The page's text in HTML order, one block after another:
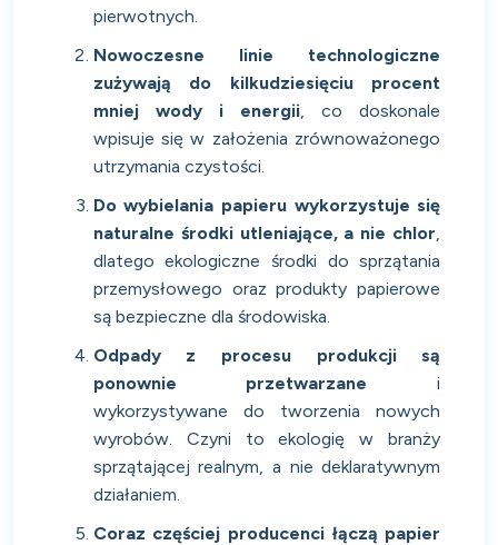
pierwotnych.
Nowoczesne linie technologiczne
zużywają do kilkudziesięciu procent
mniej wody i energii , co doskonale
wpisuje się w założenia zrównoważonego
utrzymania czystości.
Do wybielania papieru wykorzystuje się
naturalne środki utleniające, a nie chlor
dlatego ekologiczne środki do sprzątania
przemysłowego oraz produkty papierowe
są bezpieczne dla środowiska.
Odpady z procesu produkcji są
ponownie przetwarzane i
wykorzystywane do tworzenia nowych
wyrobów. Czyni to ekologię w branży
sprzątającej realnym, a nie deklaratywnym
działaniem.
Coraz częściej producenci łączą papier